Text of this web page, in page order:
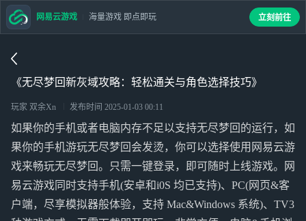
《无尽梦回新灰域攻略：轻松通关与角色选择技巧》
玩家 双余Xn 发布时间 2025-01-03 00:11
如果你的手机或者电脑内存不足以支持无尽梦回的运行，如
果你的手机游玩无尽梦回会发烫，你可以选择使用网易云游
戏来畅玩无尽梦回。只需一键登录，即可随时上线游戏。网
易云游戏同时支持手机(安卓和i0S 均已支持)、PC(网页&客
户端，尽享模拟器般体验，支持 Mac&Windows 系统)、TV3
网易云游戏 海量游戏 即点即玩 立刻前往